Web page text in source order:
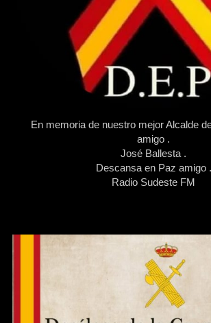
En memoria de nuestro mejor Alcalde
amigo .
José Ballesta .
Descansa en Paz amigo .
Radio Sudeste FM